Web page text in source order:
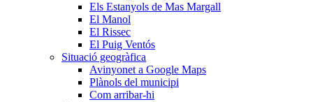
Els Estanyols de Mas Margall
El Manol
El Rissec
El Puig Ventós
Situació geogràfica
Avinyonet a Google Maps
Plànols del municipi
Com arribar-hi